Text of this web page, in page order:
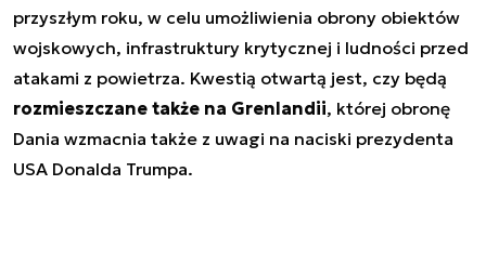
przyszłym roku, w celu umożliwienia obrony obiektów
wojskowych, infrastruktury krytycznej i ludności przed
atakami z powietrza. Kwestią otwartą jest, czy będą
rozmieszczane także na Grenlandii, której obronę
Dania wzmacnia także z uwagi na naciski prezydenta
USA Donalda Trumpa.